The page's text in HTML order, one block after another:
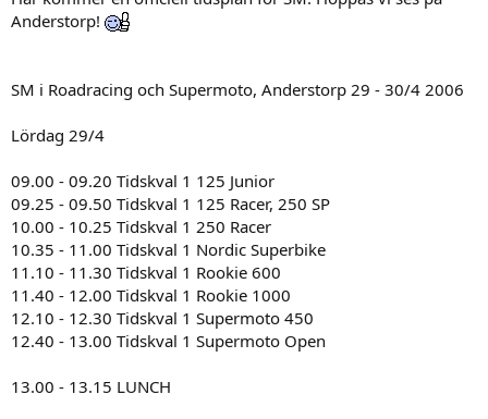
Anderstorp!
SM i Roadracing och Supermoto, Anderstorp 29 - 30/4 2006
Lördag 29/4
09.00 - 09.20 Tidskval 1 125 Junior
09.25 - 09.50 Tidskval 1 125 Racer, 250 SP
10.00 - 10.25 Tidskval 1 250 Racer
10.35 - 11.00 Tidskval 1 Nordic Superbike
11.10 - 11.30 Tidskval 1 Rookie 600
11.40 - 12.00 Tidskval 1 Rookie 1000
12.10 - 12.30 Tidskval 1 Supermoto 450
12.40 - 13.00 Tidskval 1 Supermoto Open
13.00 - 13.15 LUNCH